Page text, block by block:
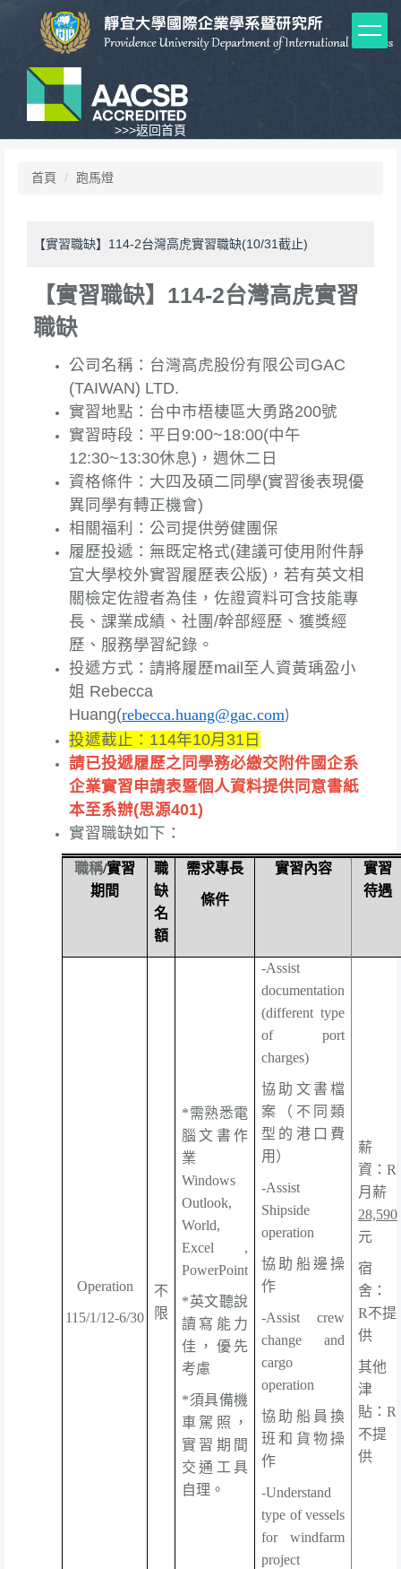
>>>返回首頁
首頁 跑馬燈
【實習職缺】114-2台灣高虎實習職缺(10/31截止)
【實習職缺】114-2台灣高虎實習
職缺
公司名稱：台灣高虎股份有限公司GAC
(TAIWAN) LTD.
實習地點：台中市梧棲區大勇路200號
實習時段：平日9:00~18:00(中午
12:30~13:30休息)，週休二日
資格條件：大四及碩二同學(實習後表現優
異同學有轉正機會)
相關福利：公司提供勞健團保
履歷投遞：無既定格式(建議可使用附件靜
宜大學校外實習履歷表公版)，若有英文相
關檢定佐證者為佳，佐證資料可含技能專
長、課業成績、社團/幹部經歷、獲獎經
歷、服務學習紀錄。
投遞方式：請將履歷mail至人資黃瑀盈小
姐 Rebecca
Huang(rebecca.huang@gac.com)
投遞截止：114年10月31日
請已投遞履歷之同學務必繳交附件國企系
企業實習申請表暨個人資料提供同意書紙
本至系辦(思源401)
實習職缺如下：
職稱/實習
期間
職
缺
名
額
需求專長
條件
實習內容
實習
待遇
Operation
115/1/12-6/30
不
限
*需熟悉電
腦文書作
業
Windows
Outlook,
World,
Excel ,
PowerPoint
*英文聽說
讀寫能力
佳，優先
考慮
*須具備機
車駕照，
實習期間
交通工具
自理。
-Assist
documentation
(different type
of port
charges)
協助文書檔
案（不同類
型的港口費
用）
-Assist
Shipside
operation
協助船邊操
作
-Assist crew
change and
cargo
operation
協助船員換
班和貨物操
作
-Understand
type of vessels
for windfarm
project
薪
資： R
月薪
28,590
元
宿
舍：
R不提
供
其他
津
貼： R
不提
供